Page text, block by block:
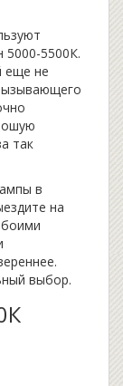
5000-5500К.
еще не
так
в
на
выбор.